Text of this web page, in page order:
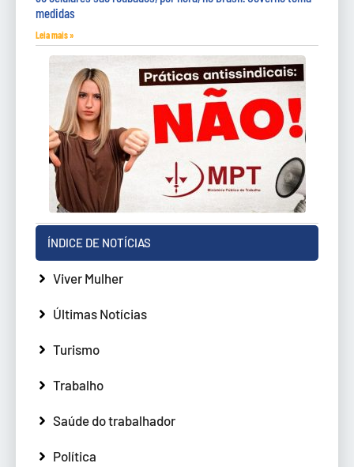
medidas
Leia mais »
ÍNDICE DE NOTÍCIAS
Viver Mulher
Últimas Notícias
Turismo
Trabalho
Saúde do trabalhador
Política